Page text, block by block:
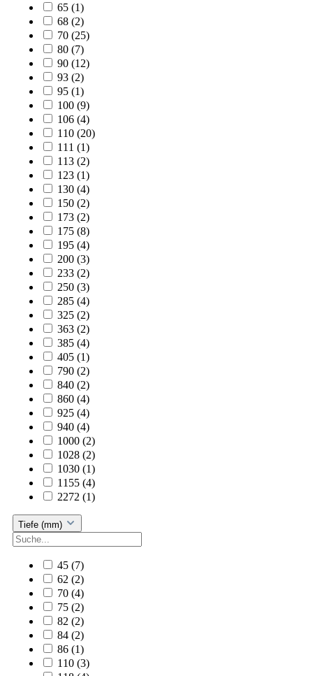
65 (1)
68 (2)
70 (25)
80 (7)
90 (12)
93 (2)
95 (1)
100 (9)
106 (4)
110 (20)
111 (1)
113 (2)
123 (1)
130 (4)
150 (2)
173 (2)
175 (8)
195 (4)
200 (3)
233 (2)
250 (3)
285 (4)
325 (2)
363 (2)
385 (4)
405 (1)
790 (2)
840 (2)
860 (4)
925 (4)
940 (4)
1000 (2)
1028 (2)
1030 (1)
1155 (4)
2272 (1)
Tiefe (mm)
45 (7)
62 (2)
70 (4)
75 (2)
82 (2)
84 (2)
86 (1)
110 (3)